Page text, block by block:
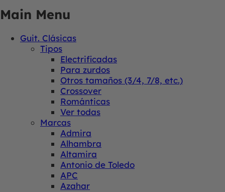
Main Menu
Guit. Clásicas
Tipos
Electrificadas
Para zurdos
Otros tamaños (3/4, 7/8, etc.)
Crossover
Románticas
Ver todas
Marcas
Admira
Alhambra
Altamira
Antonio de Toledo
APC
Azahar